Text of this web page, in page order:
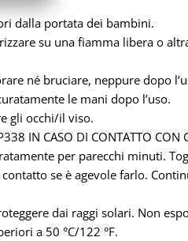
dalla portata dei bambini.
su una fiamma libera o
né bruciare, neppure dopo
le mani dopo l’uso.
gli occhi/il viso.
IN CASO DI CONTATTO CON
per parecchi minuti.
se è agevole farlo.
dai raggi solari. Non
a 50 °C/122 °F.